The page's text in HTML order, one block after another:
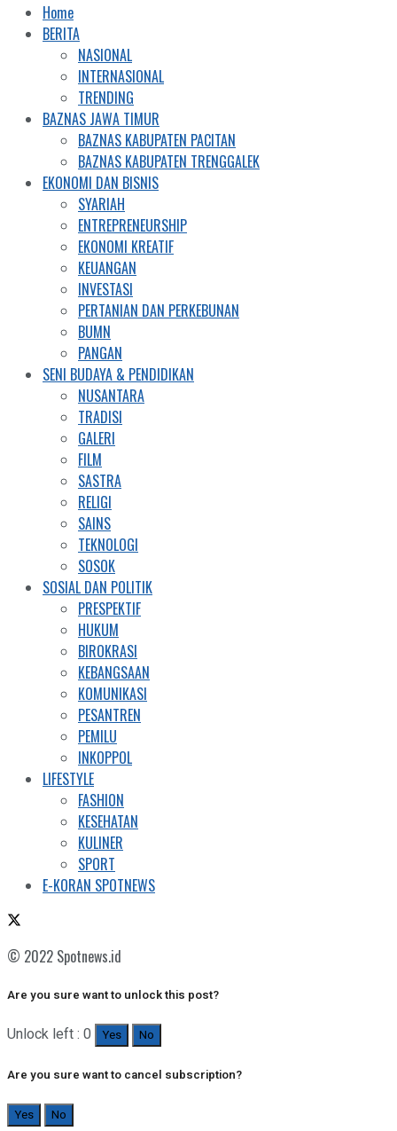
Home
BERITA
NASIONAL
INTERNASIONAL
TRENDING
BAZNAS JAWA TIMUR
BAZNAS KABUPATEN PACITAN
BAZNAS KABUPATEN TRENGGALEK
EKONOMI DAN BISNIS
SYARIAH
ENTREPRENEURSHIP
EKONOMI KREATIF
KEUANGAN
INVESTASI
PERTANIAN DAN PERKEBUNAN
BUMN
PANGAN
SENI BUDAYA & PENDIDIKAN
NUSANTARA
TRADISI
GALERI
FILM
SASTRA
RELIGI
SAINS
TEKNOLOGI
SOSOK
SOSIAL DAN POLITIK
PRESPEKTIF
HUKUM
BIROKRASI
KEBANGSAAN
KOMUNIKASI
PESANTREN
PEMILU
INKOPPOL
LIFESTYLE
FASHION
KESEHATAN
KULINER
SPORT
E-KORAN SPOTNEWS
© 2022 Spotnews.id
Are you sure want to unlock this post?
Unlock left : 0 Yes No
Are you sure want to cancel subscription?
Yes No